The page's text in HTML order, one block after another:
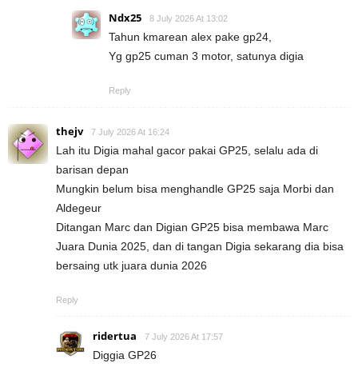
Ndx25 8 July 2026 At 13:02
Tahun kmarean alex pake gp24,
Yg gp25 cuman 3 motor, satunya digia
Reply
thejv 7 July 2026 At 16:24
Lah itu Digia mahal gacor pakai GP25, selalu ada di
barisan depan
Mungkin belum bisa menghandle GP25 saja Morbi dan
Aldegeur
Ditangan Marc dan Digian GP25 bisa membawa Marc
Juara Dunia 2025, dan di tangan Digia sekarang dia bisa
bersaing utk juara dunia 2026
Reply
ridertua 7 July 2026 At 17:57
Diggia GP26